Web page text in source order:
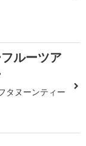
ルーツア
タヌーンティー